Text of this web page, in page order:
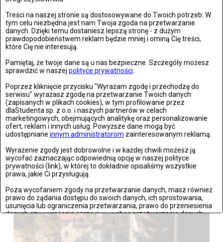
Treści na naszej stronie są dostosowywane do Twoich potrzeb. W
tym celu niezbędna jest nam Twoja zgoda na przetwarzanie
danych. Dzięki temu dostaniesz lepszą stronę - z dużym
prawdopodobieństwem reklam będzie mniej i ominą Cię treści,
które Cię nie interesują.
Pamiętaj, że twoje dane są u nas bezpieczne. Szczegóły możesz
sprawdzić w naszej polityce prywatności
Poprzez kliknięcie przycisku "Wyrażam zgodę i przechodzę do
serwisu" wyrażasz zgodę na przetwarzanie Twoich danych
(zapisanych w plikach cookies), w tym profilowanie przez
dlaStudenta sp. z o.o. i naszych partnerów w celach
marketingowych, obejmujących analitykę oraz personalizowanie
ofert, reklam i innych usług. Powyższe dane mogą być
udostępniane innym administratorom zainteresowanym reklamą.
Wyrażenie zgody jest dobrowolne i w każdej chwili możesz ją
wycofać zaznaczając odpowiednią opcję w naszej polityce
prywatności (link), w której to dokładnie opisaliśmy wszystkie
prawa, jakie Ci przysługują.
Poza wycofaniem zgody na przetwarzanie danych, masz również
prawo do żądania dostępu do swoich danych, ich sprostowania,
usunięcia lub ograniczenia przetwarzania, prawo do przeniesienia
danych czy wyrażenia sprzeciwu wobec przetwarzania danych.
Jeżeli nie chcesz wyrazić zgody na przetwarzanie plików cookies,
przejdź do
ustawień zaawansowanych
Zdjęć: 26
Stronie Śląskie w ruinach: skutki niszczycielskiej powodzi
Zdjęć: 25